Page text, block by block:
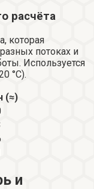
расчёта
которая
потоках и
Используется
°C).
(≈)
и